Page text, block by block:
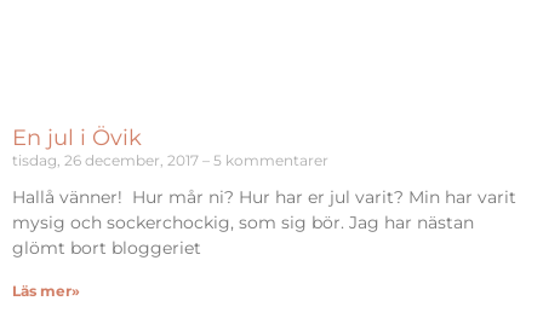
En jul i Övik
tisdag, 26 december, 2017 5 kommentarer
Hallå vänner! Hur mår ni? Hur har er jul varit? Min har varit
mysig och sockerchockig, som sig bör. Jag har nästan
glömt bort bloggeriet
Läs mer»